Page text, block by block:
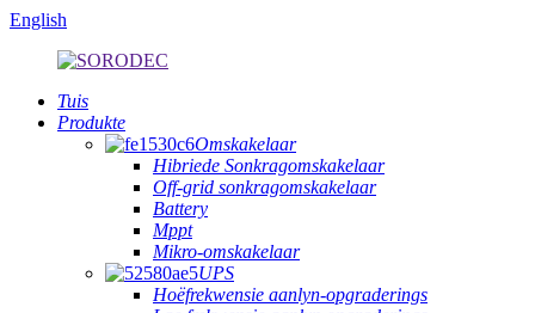
English
Tuis
Produkte
Omskakelaar
Hibriede Sonkragomskakelaar
Off-grid sonkragomskakelaar
Battery
Mppt
Mikro-omskakelaar
UPS
Hoëfrekwensie aanlyn-opgraderings